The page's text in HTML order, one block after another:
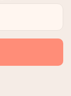
altid
finde den i din
gaven leveret